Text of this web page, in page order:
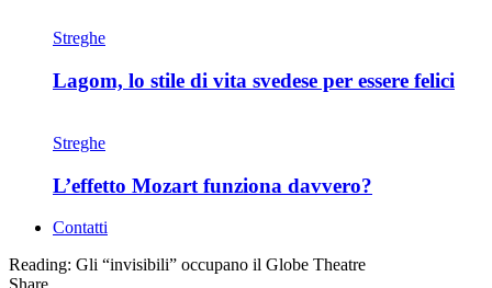
Streghe
Lagom, lo stile di vita svedese per essere felici
Streghe
L’effetto Mozart funziona davvero?
Contatti
Reading: Gli “invisibili” occupano il Globe Theatre